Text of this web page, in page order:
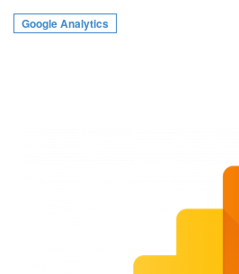
広告代理店・HP制作会社様へ
Google Analytics